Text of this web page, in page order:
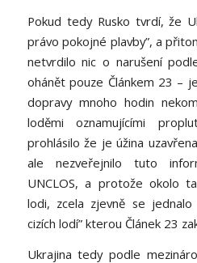
Pokud tedy Rusko tvrdí, že
právo pokojné plavby”, a
netvrdilo nic o narušení
ohánět pouze Článkem 23 –
dopravy mnoho hodin
loděmi oznamujícími
prohlásilo že je úžina
ale nezveřejnilo tuto
UNCLOS, a protože okolo
lodi, zcela zjevně se jednalo
cizích lodí” kterou Článek 23
Ukrajina tedy podle